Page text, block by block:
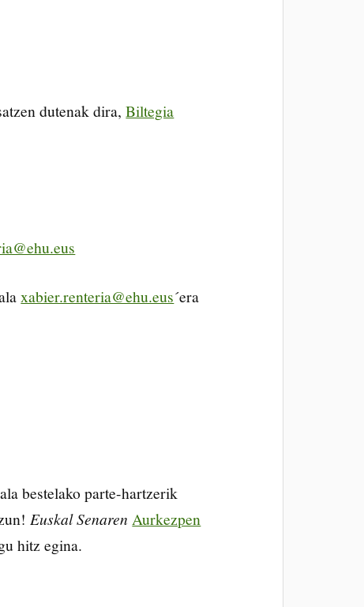
dutenak dira,Biltegia
xabier.renteria@ehu.eus´era
bestelako parte-hartzerik
Euskal Senaren Aurkezpen
hitz egina.